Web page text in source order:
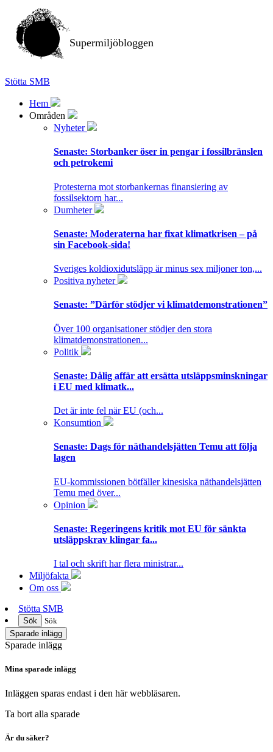
Supermiljöbloggen
Stötta SMB
Hem
Områden
Nyheter
Senaste: Storbanker öser in pengar i fossilbränslen
och petrokemi
Protesterna mot storbankernas finansiering av
fossilsektorn har...
Dumheter
Senaste: Moderaterna har fixat klimatkrisen – på
sin Facebook-sida!
Sveriges koldioxidutsläpp är minus sex miljoner ton,...
Positiva nyheter
Senaste: ”Därför stödjer vi klimatdemonstrationen”
Över 100 organisationer stödjer den stora
klimatdemonstrationen...
Politik
Senaste: Dålig affär att ersätta utsläppsminskningar
i EU med klimatk...
Det är inte fel när EU (och...
Konsumtion
Senaste: Dags för näthandelsjätten Temu att följa
lagen
EU-kommissionen bötfäller kinesiska näthandelsjätten
Temu med över...
Opinion
Senaste: Regeringens kritik mot EU för sänkta
utsläppskrav klingar fa...
I tal och skrift har flera ministrar...
Miljöfakta
Om oss
Stötta SMB
Sök
Sök
Sparade inlägg
Sparade inlägg
Mina sparade inlägg
Inläggen sparas endast i den här webbläsaren.
Ta bort alla sparade
Är du säker?